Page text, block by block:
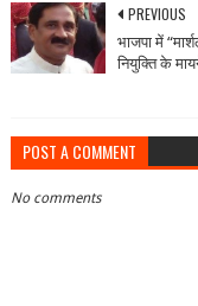
PREVIOUS
भाजपा में
नियुक्ति के
POST A COMMENT
No comments